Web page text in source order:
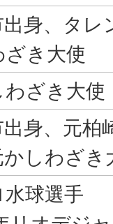
身、タレ
き大使
わざき大使
身、元柏
しわざき
球選手